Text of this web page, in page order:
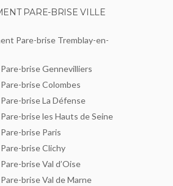
PARE-BRISE VILLE
Pare-brise Tremblay-en-
brise Gennevilliers
brise Colombes
brise La Défense
brise les Hauts de Seine
brise Paris
brise Clichy
brise Val d’Oise
brise Val de Marne